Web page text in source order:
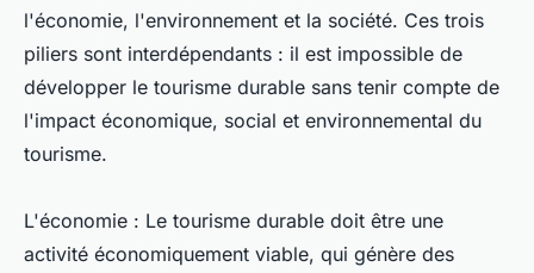
l'économie, l'environnement et la société. Ces trois
piliers sont interdépendants : il est impossible de
développer le tourisme durable sans tenir compte de
l'impact économique, social et environnemental du
tourisme.
L'économie : Le tourisme durable doit être une
activité économiquement viable, qui génère des